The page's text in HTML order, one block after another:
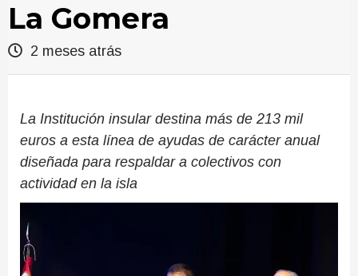
La Gomera
2 meses atrás
La Institución insular destina más de 213 mil
euros a esta línea de ayudas de carácter anual
diseñada para respaldar a colectivos con
actividad en la isla